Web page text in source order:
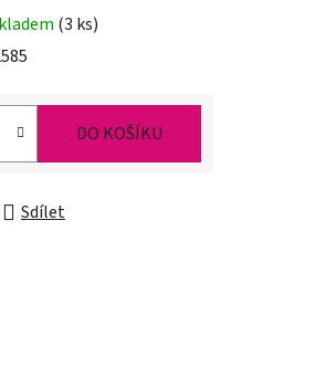
(3 ks)
DO KOŠÍKU
Sdílet